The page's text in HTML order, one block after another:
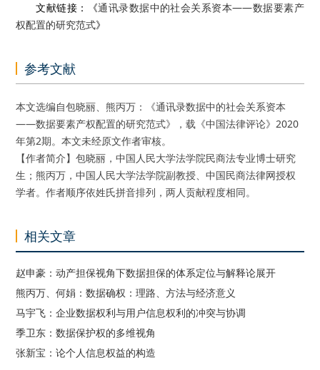
文献链接：《通讯录数据中的社会关系资本——数据要素产
权配置的研究范式》
参考文献
本文选编自包晓丽、熊丙万：《通讯录数据中的社会关系资本
——数据要素产权配置的研究范式》，载《中国法律评论》2020
年第2期。本文未经原文作者审核。
【作者简介】包晓丽，中国人民大学法学院民商法专业博士研究
生；熊丙万，中国人民大学法学院副教授、中国民商法律网授权
学者。作者顺序依姓氏拼音排列，两人贡献程度相同。
相关文章
赵申豪：动产担保视角下数据担保的体系定位与解释论展开
熊丙万、何娟：数据确权：理路、方法与经济意义
马宇飞：企业数据权利与用户信息权利的冲突与协调
季卫东：数据保护权的多维视角
张新宝：论个人信息权益的构造